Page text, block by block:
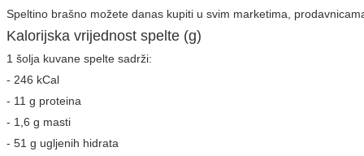
Speltino brašno možete danas kupiti u svim marketima,
Kalorijska vrijednost spelte (g)
1 šolja kuvane spelte sadrži:
- 246 kCal
- 11 g proteina
- 1,6 g masti
- 51 g ugljenih hidrata